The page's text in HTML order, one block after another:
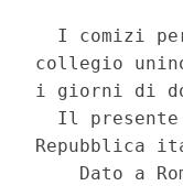
I comizi
collegio
i giorni di
Il
Repubblica
Dato a